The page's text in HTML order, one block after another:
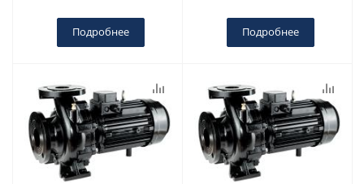
Подробнее Подробнее